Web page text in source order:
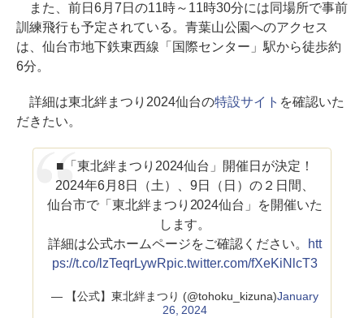
また、前日6月7日の11時～11時30分には同場所で事前
訓練飛行も予定されている。青葉山公園へのアクセス
は、仙台市地下鉄東西線「国際センター」駅から徒歩約
6分。
詳細は東北絆まつり2024仙台の特設サイト を確認いた
だきたい。
■「東北絆まつり2024仙台」開催日が決定！
2024年6月8日（土）、9日（日）の２日間、
仙台市で「東北絆まつり2024仙台」を開催いた
します。
詳細は公式ホームページをご確認ください。
htt
ps://t.co/lzTeqrLywRpic.twitter.com/fXeKiNlcT3
— 【公式】東北絆まつり (@tohoku_kizuna)January
26, 2024